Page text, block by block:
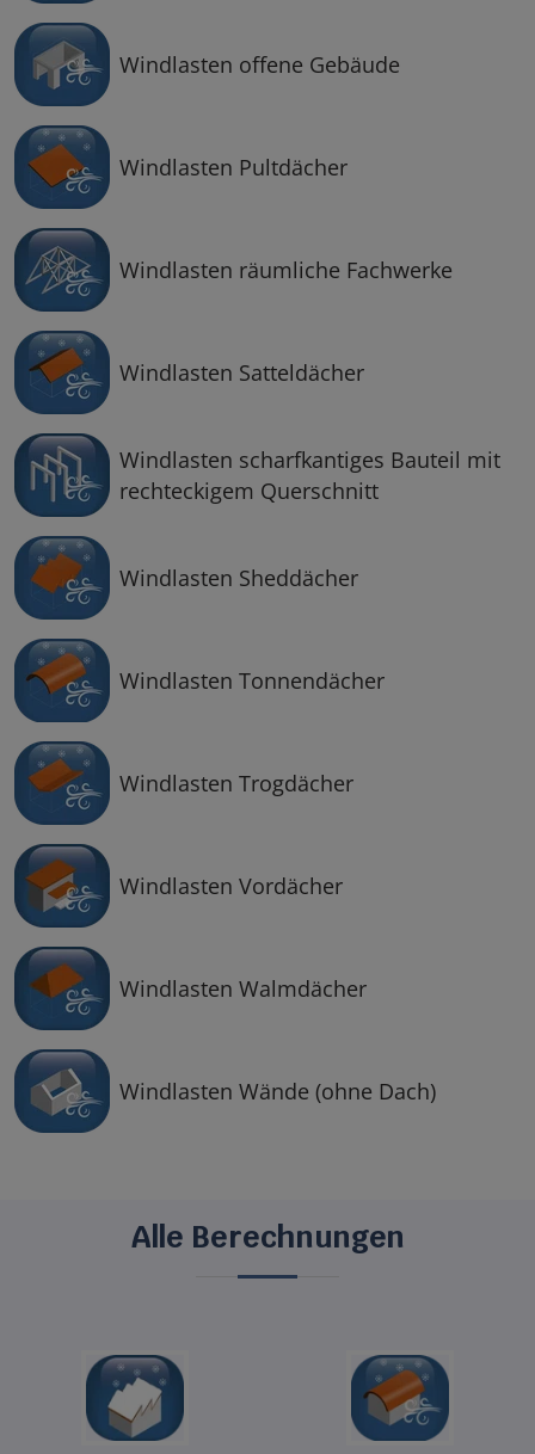
Windlasten offene Gebäude
Windlasten Pultdächer
Windlasten räumliche Fachwerke
Windlasten Satteldächer
Windlasten scharfkantiges Bauteil mit
rechteckigem Querschnitt
Windlasten Sheddächer
Windlasten Tonnendächer
Windlasten Trogdächer
Windlasten Vordächer
Windlasten Walmdächer
Windlasten Wände (ohne Dach)
Alle Berechnungen